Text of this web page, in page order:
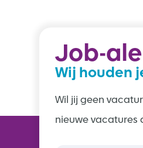
Job-
Wij houden
Wil jij geen
nieuwe vacatures